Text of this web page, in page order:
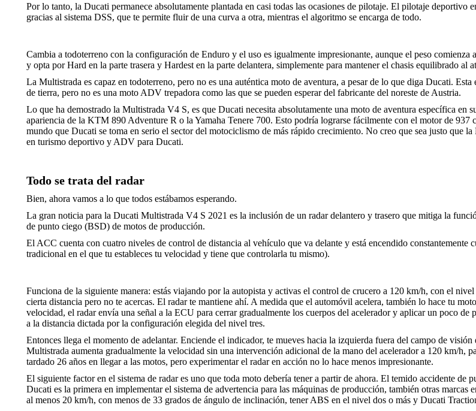
Por lo tanto, la Ducati permanece absolutamente plantada en casi todas las ocasiones de pilotaje. El pilotaje deportivo
gracias al sistema DSS, que te permite fluir de una curva a otra, mientras el algoritmo se encarga de todo.
Cambia a todoterreno con la configuración de Enduro y el uso es igualmente impresionante, aunque el peso comienza
y opta por Hard en la parte trasera y Hardest en la parte delantera, simplemente para mantener el chasis equilibrado al
La Multistrada es capaz en todoterreno, pero no es una auténtica moto de aventura, a pesar de lo que diga Ducati.
de tierra, pero no es una moto ADV trepadora como las que se pueden esperar del fabricante del noreste de Austria.
Lo que ha demostrado la Multistrada V4 S, es que Ducati necesita absolutamente una moto de aventura específica
apariencia de la KTM 890 Adventure R o la Yamaha Tenere 700. Esto podría lograrse fácilmente con el motor de
mundo que Ducati se toma en serio el sector del motociclismo de más rápido crecimiento. No creo que sea justo
en turismo deportivo y ADV para Ducati.
Todo se trata del radar
Bien, ahora vamos a lo que todos estábamos esperando.
La gran noticia para la Ducati Multistrada V4 S 2021 es la inclusión de un radar delantero y trasero que mitiga la
de punto ciego (BSD) de motos de producción.
El ACC cuenta con cuatro niveles de control de distancia al vehículo que va delante y está encendido
tradicional en el que tu estableces tu velocidad y tiene que controlarla tu mismo).
Funciona de la siguiente manera: estás viajando por la autopista y activas el control de crucero a 120 km/h, con el
cierta distancia pero no te acercas. El radar te mantiene ahí. A medida que el automóvil acelera, también lo hace tu
velocidad, el radar envía una señal a la ECU para cerrar gradualmente los cuerpos del acelerador y aplicar un poco
a la distancia dictada por la configuración elegida del nivel tres.
Entonces llega el momento de adelantar. Enciende el indicador, te mueves hacia la izquierda fuera del campo de
Multistrada aumenta gradualmente la velocidad sin una intervención adicional de la mano del acelerador a 120 km/h,
tardado 26 años en llegar a las motos, pero experimentar el radar en acción no lo hace menos impresionante.
El siguiente factor en el sistema de radar es uno que toda moto debería tener a partir de ahora. El temido accidente de
Ducati es la primera en implementar el sistema de advertencia para las máquinas de producción, también otras
al menos 20 km/h, con menos de 33 grados de ángulo de inclinación, tener ABS en el nivel dos o más y Ducati